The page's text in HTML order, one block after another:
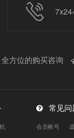
全方位的购买咨询
常见问
会员帐号